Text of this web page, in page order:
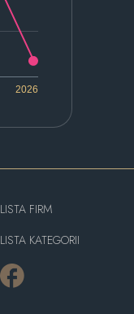
2026
LISTA FIRM
LISTA KATEGORII